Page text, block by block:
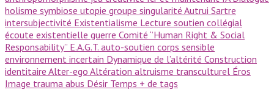
holisme symbiose utopie groupe singularité Autrui Sartre
intersubjectivité Existentialisme Lecture soutien collégial
écoute existentielle guerre Comité ‘’Human Right & Social
Responsability’’ E.A.G.T. auto-soutien corps sensible
environnement incertain Dynamique de l’altérité Construction
identitaire Alter-ego Altération altruisme transculturel Éros
Image trauma abus Désir Temps + de tags